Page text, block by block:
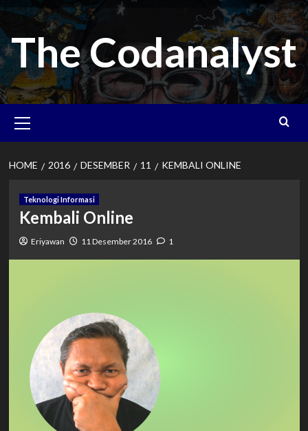
Skip
to
content
The Codanalyst
Menu
HOME 2016 DESEMBER 11 KEMBALI ONLINE
Teknologi Informasi
Kembali Online
Eriyawan 11 Desember 2016 1